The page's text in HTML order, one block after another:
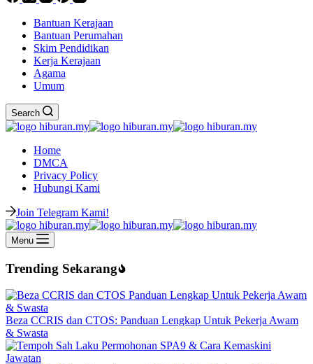
Bantuan Kerajaan
Bantuan Perumahan
Skim Pendidikan
Kerja Kerajaan
Agama
Umum
Search
Home
DMCA
Privacy Policy
Hubungi Kami
Join Telegram Kami!
Menu
Trending Sekarang
Beza CCRIS dan CTOS: Panduan Lengkap Untuk Pekerja Awam
& Swasta